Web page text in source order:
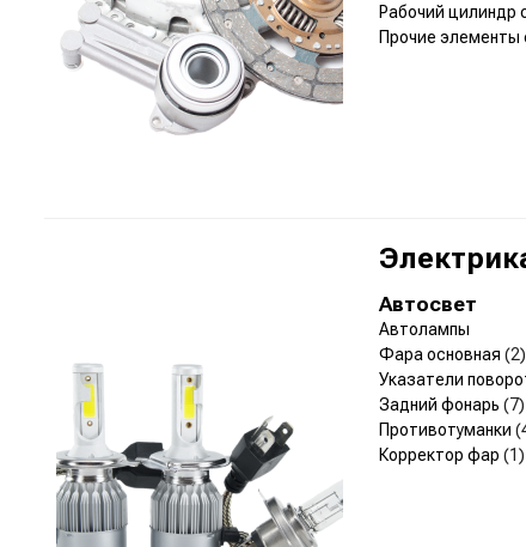
Рабочий цилиндр
Прочие элементы
Автосвет
Автолампы
Фара основная (2)
Указатели
Задний фонарь (7)
Противотуманки
Корректор фар (1)